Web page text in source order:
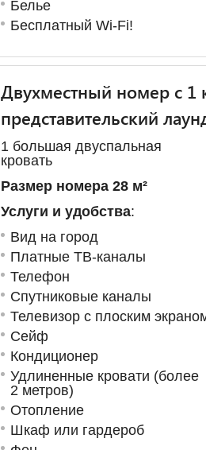
Белье
Бесплатный Wi-Fi!
Двухместный номер с 1
представительский
1 большая двуспальная
кровать
Размер номера 28 м²
Услуги и удобства:
Вид на город
Платные ТВ-каналы
Телефон
Спутниковые каналы
Телевизор с плоским
Сейф
Кондиционер
Удлиненные кровати (более
2 метров)
Отопление
Шкаф или гардероб